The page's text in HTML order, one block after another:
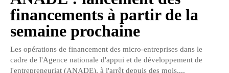
financements à partir de la
semaine prochaine
Les opérations de financement des micro-entreprises dans le
cadre de l'Agence nationale d'appui et de développement de
l'entrepreneuriat (ANADE), à l'arrêt depuis des mois,...